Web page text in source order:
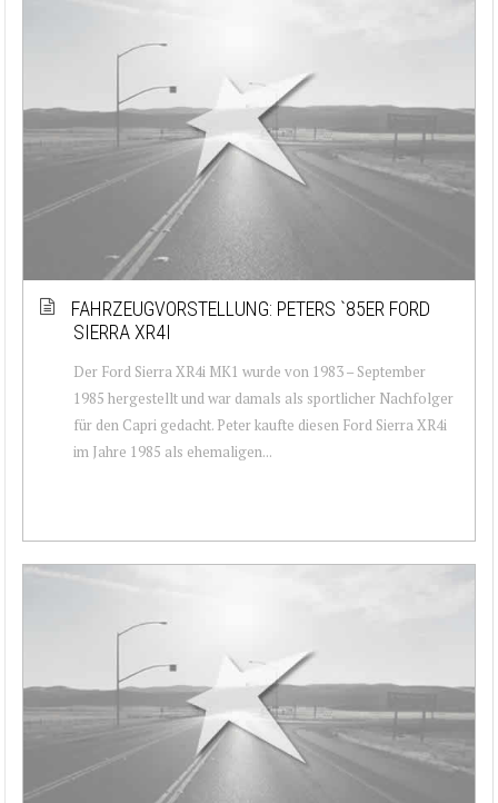
FAHRZEUGVORSTELLUNG: PETERS `85ER FORD
SIERRA XR4I
Der Ford Sierra XR4i MK1 wurde von 1983 – September
1985 hergestellt und war damals als sportlicher Nachfolger
für den Capri gedacht. Peter kaufte diesen Ford Sierra XR4i
im Jahre 1985 als ehemaligen...